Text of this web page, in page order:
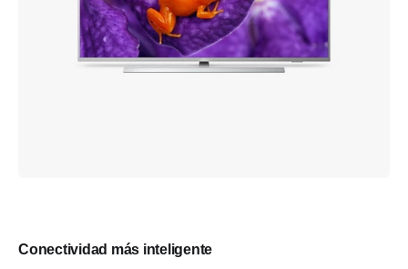
Conectividad más inteligente